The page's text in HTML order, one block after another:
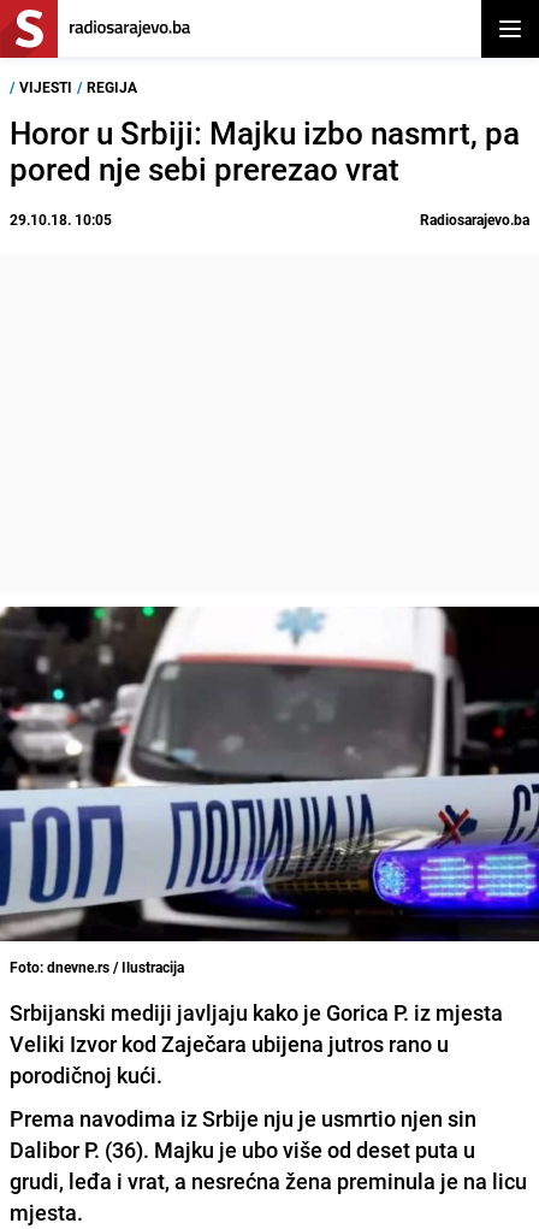
/ VIJESTI / REGIJA
Horor u Srbiji: Majku izbo nasmrt, pa
pored nje sebi prerezao vrat
29.10.18. 10:05 Radiosarajevo.ba
Foto: dnevne.rs / Ilustracija
Srbijanski mediji javljaju kako je Gorica P. iz mjesta
Veliki Izvor kod Zaječara ubijena jutros rano u
porodičnoj kući.
Prema navodima iz Srbije nju je usmrtio njen sin
Dalibor P. (36). Majku je ubo više od deset puta u
grudi, leđa i vrat, a nesrećna žena preminula je na licu
mjesta.